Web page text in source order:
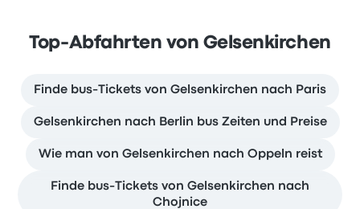
Top-Abfahrten von Gelsenkirchen
Finde bus-Tickets von Gelsenkirchen nach Paris
Gelsenkirchen nach Berlin bus Zeiten und Preise
Wie man von Gelsenkirchen nach Oppeln reist
Finde bus-Tickets von Gelsenkirchen nach
Chojnice